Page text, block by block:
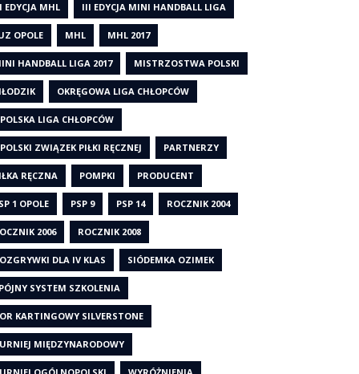
EDYCJA MHL III EDYCJA MINI HANDBALL LIGA
OPOLE MHL MHL 2017
HANDBALL LIGA 2017 MISTRZOSTWA POLSKI
OKRĘGOWA LIGA CHŁOPCÓW
LIGA CHŁOPCÓW
ZWIĄZEK PIŁKI RĘCZNEJ PARTNERZY
RĘCZNA POMPKI PRODUCENT
1 OPOLE PSP 9 PSP 14 ROCZNIK 2004
2006 ROCZNIK 2008
DLA IV KLAS SIÓDEMKA OZIMEK
SYSTEM SZKOLENIA
KARTINGOWY SILVERSTONE
MIĘDZYNARODOWY